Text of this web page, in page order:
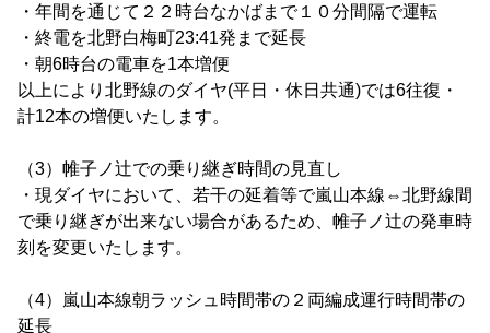
・年間を通じて２２時台なかばまで１０分間隔で運転
・終電を北野白梅町23:41発まで延長
・朝6時台の電車を1本増便
以上により北野線のダイヤ(平日・休日共通)では6往復・
計12本の増便いたします。
（3）帷子ノ辻での乗り継ぎ時間の見直し
・現ダイヤにおいて、若干の延着等で嵐山本線⇔北野線間
で乗り継ぎが出来ない場合があるため、帷子ノ辻の発車時
刻を変更いたします。
（4）嵐山本線朝ラッシュ時間帯の２両編成運行時間帯の
延長